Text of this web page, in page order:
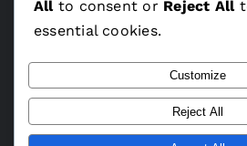
Allto consent or Reject All
essential cookies.
Customize
Reject All